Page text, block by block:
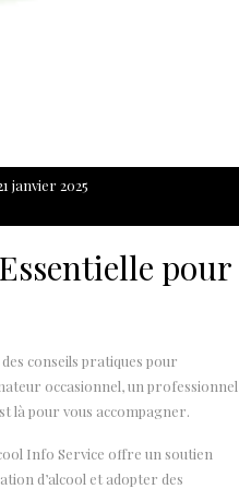
janvier 2025
pour
conseils pratiques pour
occasionnel, un professionnel
là pour vous accompagner.
Info Service offre un soutien
d’alcool et adopter des